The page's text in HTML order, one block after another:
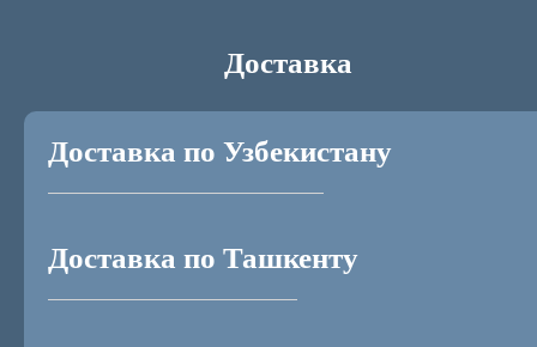
Доставка
Доставка по Узбекистану
Доставка по Ташкенту